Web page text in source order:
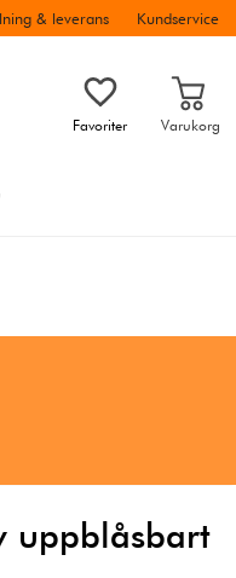
& leverans Kundservice
Favoriter Varukorg
uppblåsbart